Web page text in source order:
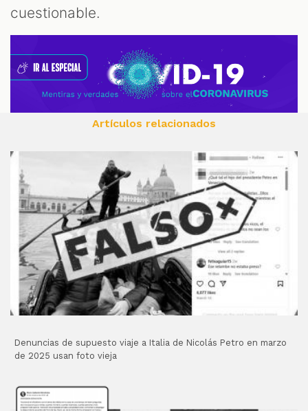
cuestionable.
Artículos relacionados
Denuncias de supuesto viaje a Italia de Nicolás Petro en marzo
de 2025 usan foto vieja